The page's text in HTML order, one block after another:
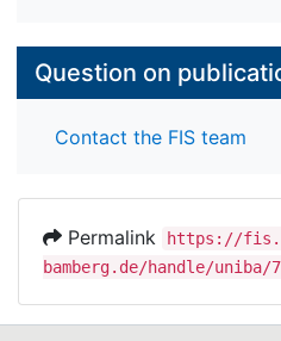
Question on
Contact the FIS team
Permalink
https://
bamberg.de/handle/uniba/